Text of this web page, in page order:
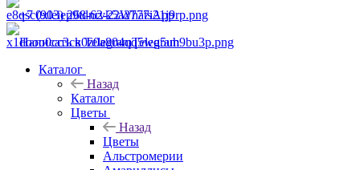
+7 (903) 268-62-22WhatsApp
Написать в TelegramTelegram
Каталог
Назад
Каталог
Цветы
Назад
Цветы
Альстромерии